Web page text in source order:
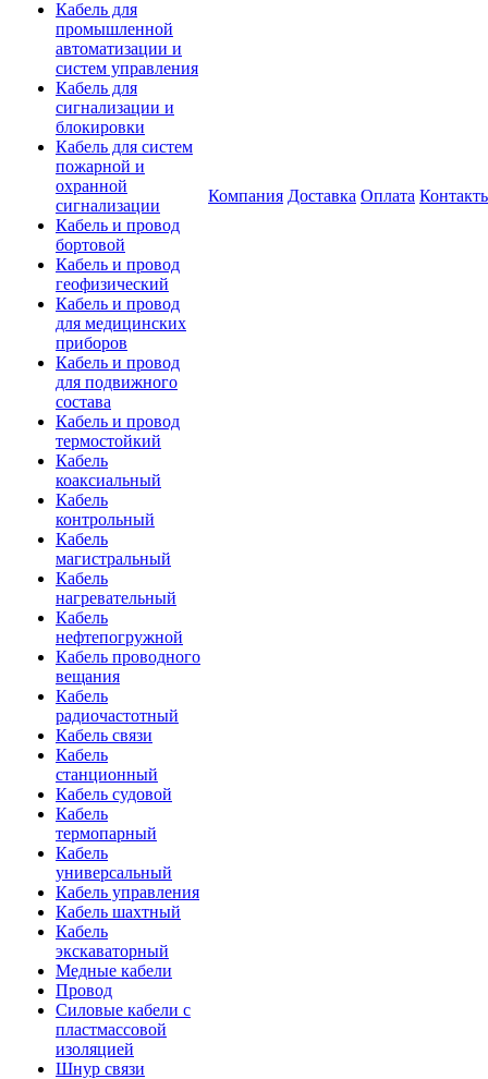
Кабель для
промышленной
автоматизации и
систем управления
Кабель для
сигнализации и
блокировки
Кабель для систем
пожарной и
охранной
сигнализации
Кабель и провод
бортовой
Кабель и провод
геофизический
Кабель и провод
для медицинских
приборов
Кабель и провод
для подвижного
состава
Кабель и провод
термостойкий
Кабель
коаксиальный
Кабель
контрольный
Кабель
магистральный
Кабель
нагревательный
Кабель
нефтепогружной
Кабель проводного
вещания
Кабель
радиочастотный
Кабель связи
Кабель
станционный
Кабель судовой
Кабель
термопарный
Кабель
универсальный
Кабель управления
Кабель шахтный
Кабель
экскаваторный
Медные кабели
Провод
Силовые кабели с
пластмассовой
изоляцией
Шнур связи
Компания Доставка Оплата